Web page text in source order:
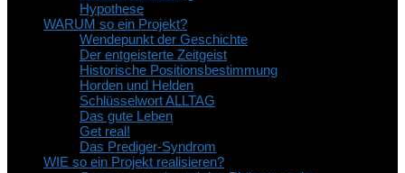
Hypothese
WARUM so ein Projekt?
Wendepunkt der Geschichte
Der entgeisterte Zeitgeist
Historische Positionsbestimmung
Horden und Helden
Schlüsselwort ALLTAG
Das gute Leben
Get real!
Das Prediger-Syndrom
WIE so ein Projekt realisieren?